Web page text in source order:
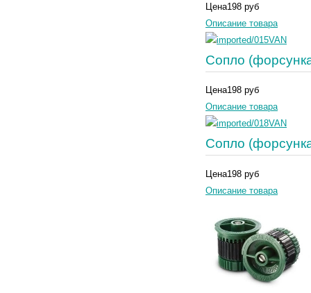
Цена198 руб
Описание товара
Сопло
Цена198 руб
Описание товара
Сопло
Цена198 руб
Описание товара